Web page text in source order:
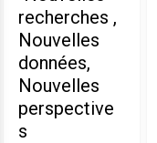
recherches ,
Nouvelles
données,
Nouvelles
perspective
s